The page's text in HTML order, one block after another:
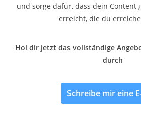
und sorge dafür, dass dein Content
erreicht, die du
Hol dir jetzt das vollständige
durch
Schreibe mir eine